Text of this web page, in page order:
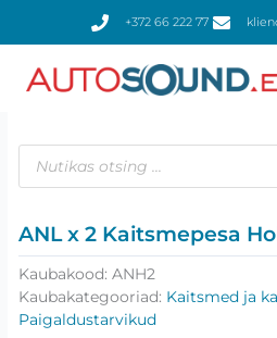
+372 66 222 77
Products
search
ANL x 2 Kaitsmepesa
Kaubakood: ANH2
Kaubakategooriad: Kaitsmed ja
Paigaldustarvikud